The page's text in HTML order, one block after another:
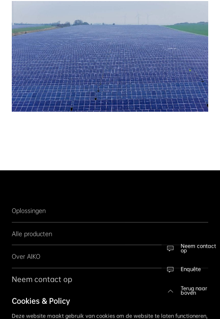
Oplossingen
Alle producten
Over AIKO
Neem contact op
Volg ons
Cookies & Policy
Deze website maakt gebruik van cookies om de website te laten functioneren,
Neem contact
op
Enquête
Terug naar
boven